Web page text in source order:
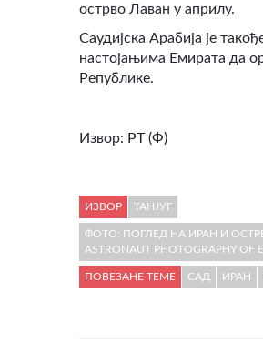
острво Лаван у априлу.
Саудијска Арабија је
настојањима Емирата да
Републике.
Извор: РТ (Ф)
ИЗВОР ТАНЈУГ
ФОТО: ПОГЛЕД НА ИРАН И
ASTRONAUT PHOTOGRAPHY OF
ПОВЕЗАНЕ ТЕМЕ САД ИРАН